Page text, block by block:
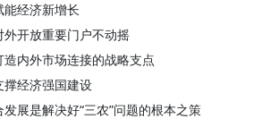
经济新增长
开放重要门户不动摇
内外市场连接的战略支点
经济强国建设
展是解决好“三农”问题的根本之策